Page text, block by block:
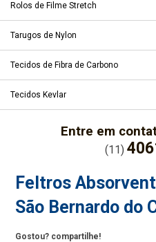
Rolos de Filme Stretch
Tarugos de Nylon
Tecidos de Fibra de Carbono
Tecidos Kevlar
Entre em
(11)
Feltros
São Bernardo do
Gostou? compartilhe!